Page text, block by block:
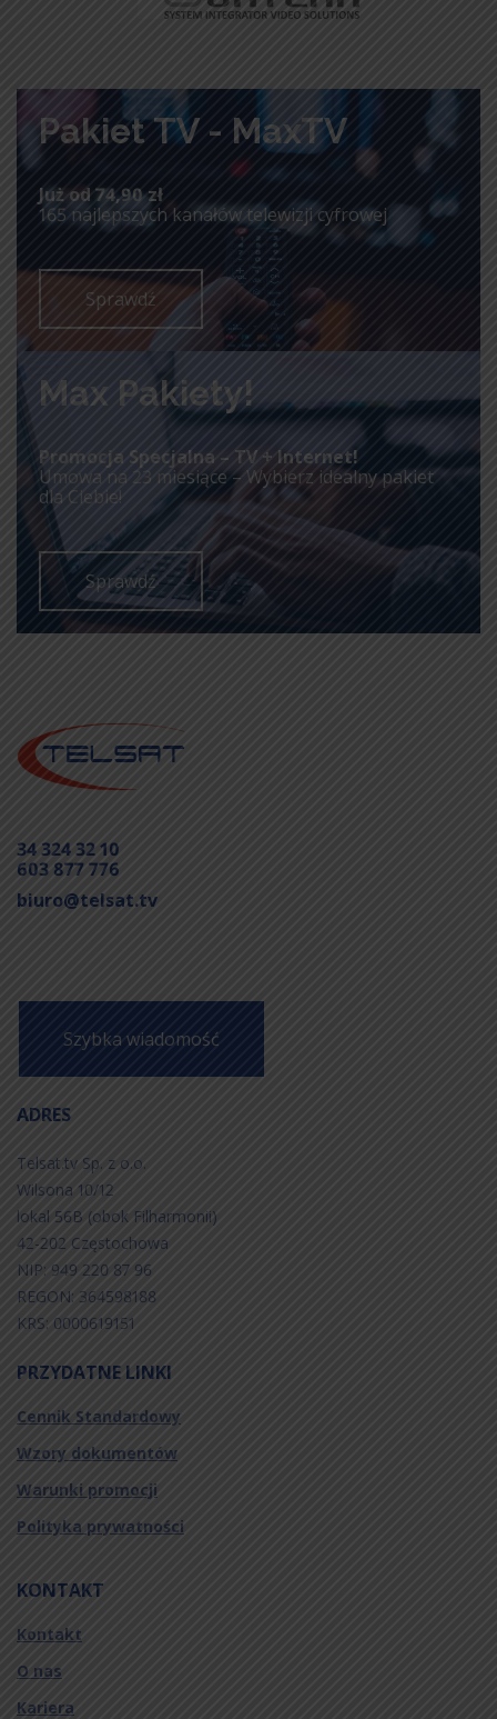
Pakiet TV - MaxTV
Już od 74,90 zł
165 najlepszych kanałów telewizji cyfrowej
Sprawdź
Max Pakiety!
Promocja Specjalna – TV + Internet!
Umowa na 23 miesiące – Wybierz idealny pakiet
dla Ciebie!
Sprawdź
34 324 32 10
603 877 776
biuro@telsat.tv
Szybka wiadomość
ADRES
Telsat.tv Sp. z o.o.
Wilsona 10/12
lokal 56B (obok Filharmonii)
42-202 Częstochowa
NIP: 949 220 87 96
REGON: 364598188
KRS: 0000619151
PRZYDATNE LINKI
Cennik Standardowy
Wzory dokumentów
Warunki promocji
Polityka prywatności
KONTAKT
Kontakt
O nas
Kariera